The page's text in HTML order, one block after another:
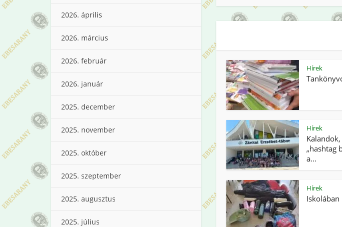
2026. április
2026. március
2026. február
2026. január
2025. december
2025. november
2025. október
2025. szeptember
2025. augusztus
2025. július
Hírek
Hírek
„hashtag
a...
Hírek